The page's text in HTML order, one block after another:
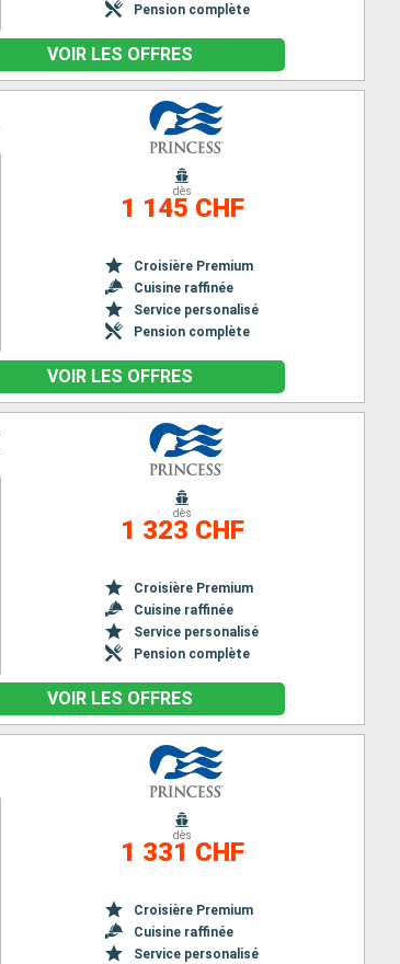
Pension complète
VOIR LES OFFRES
dès
1 145 CHF
Croisière Premium
Cuisine raffinée
Service personalisé
Pension complète
VOIR LES OFFRES
dès
1 323 CHF
Croisière Premium
Cuisine raffinée
Service personalisé
Pension complète
VOIR LES OFFRES
dès
1 331 CHF
Croisière Premium
Cuisine raffinée
Service personalisé